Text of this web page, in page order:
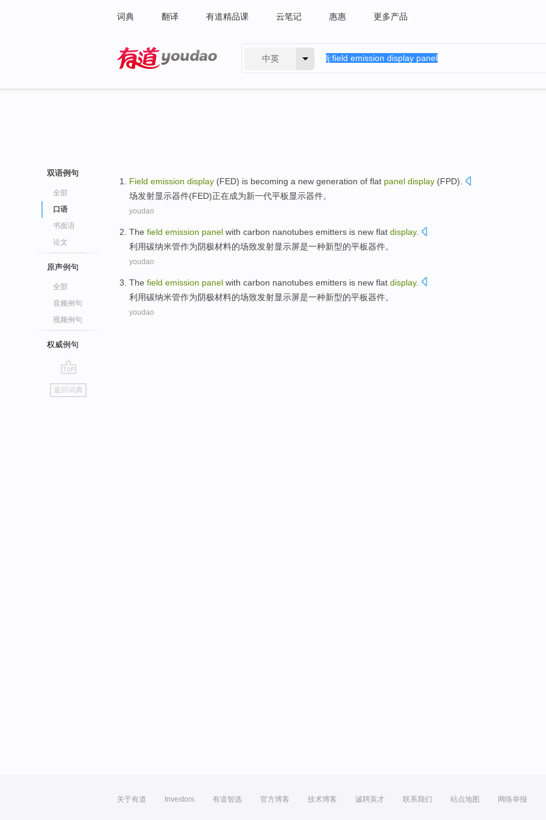
词典 翻译 有道精品课 云笔记 惠惠 更多产品
中英
双语例句
全部
口语
书面语
论文
原声例句
全部
音频例句
视频例句
权威例句
go
top
返回词典
Field emission display (FED) is becoming a new generation of flat panel display (FPD).
场发射显示器件(FED)正在成为新一代平板显示器件。
youdao
The field emission panel with carbon nanotubes emitters is new flat display.
利用碳纳米管作为阴极材料的场致发射显示屏是一种新型的平板器件。
youdao
The field emission panel with carbon nanotubes emitters is new flat display.
利用碳纳米管作为阴极材料的场致发射显示屏是一种新型的平板器件。
youdao
关于有道 Investors 有道智选 官方博客 技术博客 诚聘英才 联系我们 站点地图 网络举报